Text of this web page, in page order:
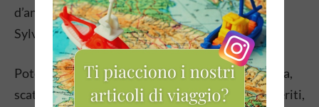
d’animazione americani come Bugs Bunny o
Sylvester e Titti.
Potete partecipare a un inseguimento della polizia,
scattare foto con gli eroi dei cartoni animati preferiti,